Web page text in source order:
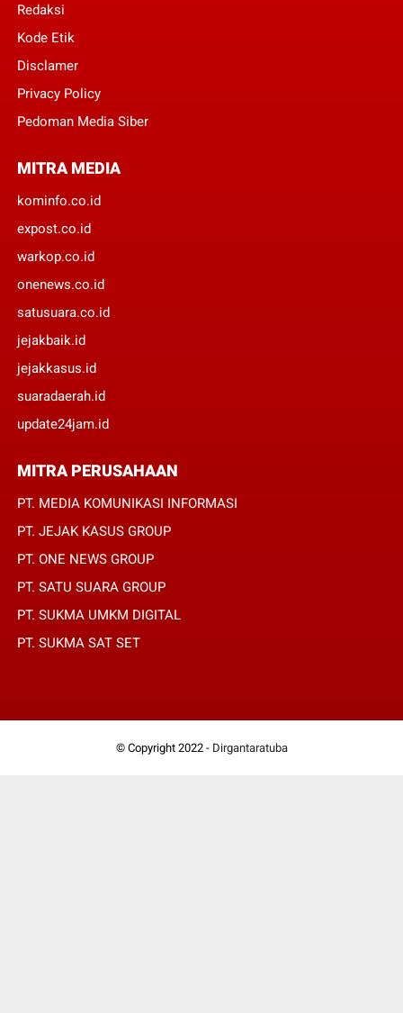
Redaksi
Kode Etik
Disclamer
Privacy Policy
Pedoman Media Siber
MITRA MEDIA
kominfo.co.id
expost.co.id
warkop.co.id
onenews.co.id
satusuara.co.id
jejakbaik.id
jejakkasus.id
suaradaerah.id
update24jam.id
MITRA PERUSAHAAN
PT. MEDIA KOMUNIKASI INFORMASI
PT. JEJAK KASUS GROUP
PT. ONE NEWS GROUP
PT. SATU SUARA GROUP
PT. SUKMA UMKM DIGITAL
PT. SUKMA SAT SET
© Copyright 2022 - Dirgantaratuba